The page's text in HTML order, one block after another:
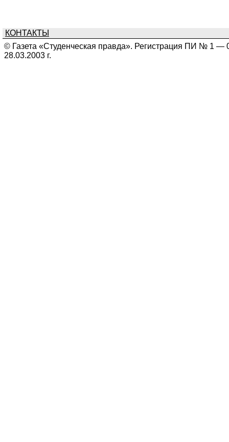
КОНТАКТЫ
© Газета «Студенческая правда». Регистрация ПИ № 1 —
28.03.2003 г.